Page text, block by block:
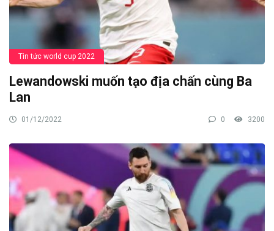
Tin tức world cup 2022
Lewandowski muốn tạo địa chấn cùng Ba
Lan
01/12/2022 0 3200